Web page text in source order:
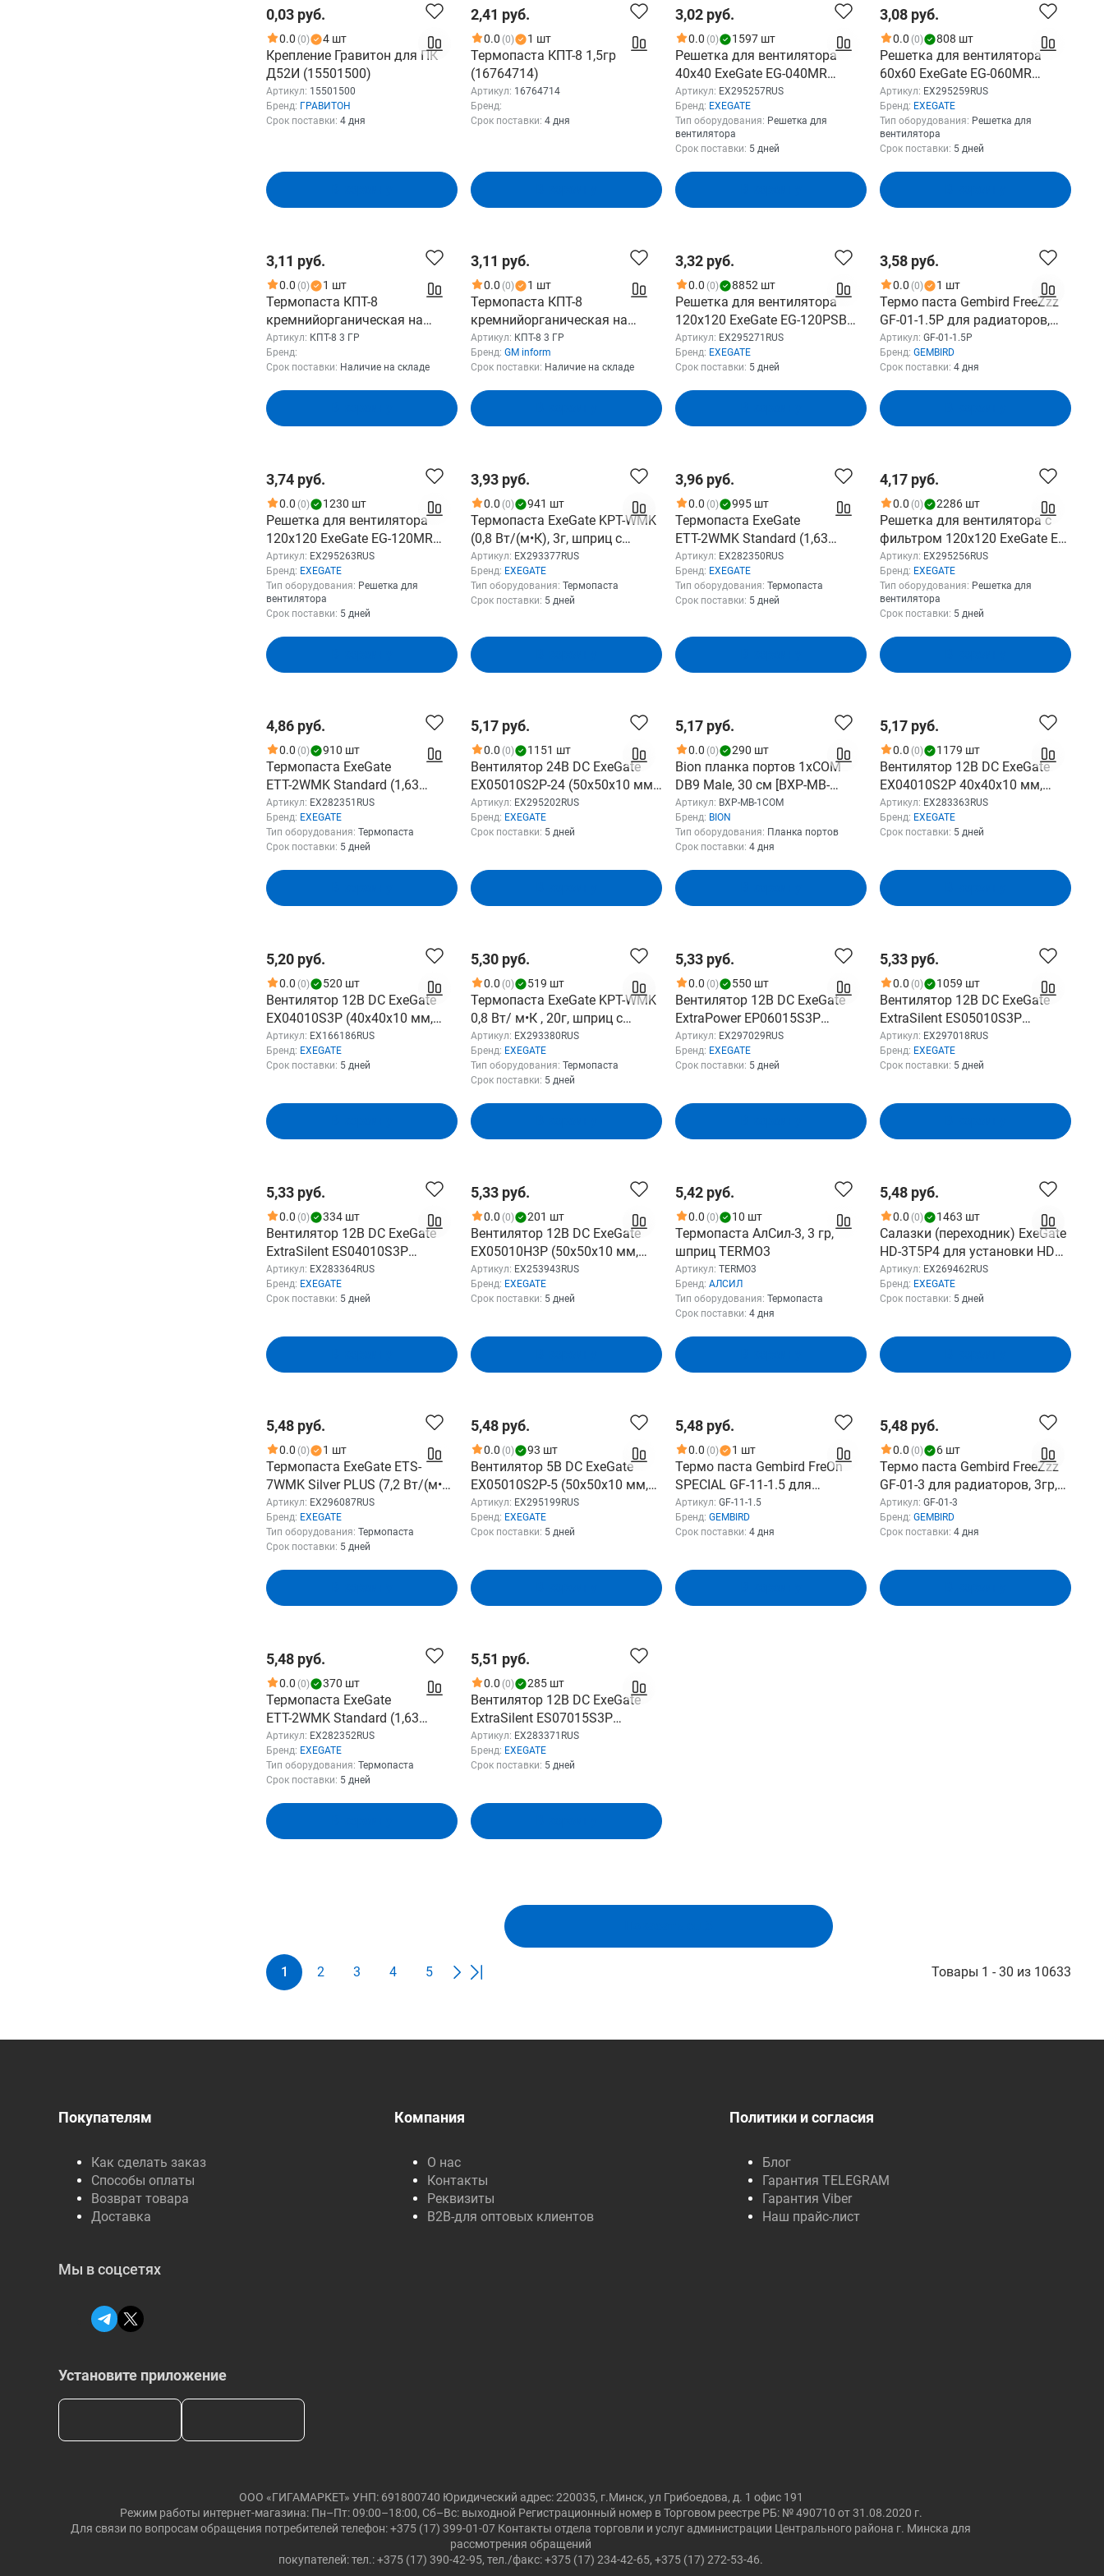
0,03 руб.
0.0 (0) 4 шт
Крепление Гравитон для ПК
Д52И (15501500)
Артикул: 15501500
Бренд: ГРАВИТОН
Срок поставки: 4 дня
2,41 руб.
0.0 (0) 1 шт
Термопаста КПТ-8 1,5гр
(16764714)
Артикул: 16764714
Бренд:
Срок поставки: 4 дня
3,02 руб.
0.0 (0) 1597 шт
Решетка для вентилятора
40x40 ExeGate EG-040MR
(40x40 мм, металлическая,
круглая, никель) EX295257RUS
Артикул: EX295257RUS
Бренд: EXEGATE
Тип оборудования: Решетка для
вентилятора
Срок поставки: 5 дней
3,08 руб.
0.0 (0) 808 шт
Решетка для вентилятора
60x60 ExeGate EG-060MR
(60x60 мм, металлическая,
круглая, никель) EX295259RUS
Артикул: EX295259RUS
Бренд: EXEGATE
Тип оборудования: Решетка для
вентилятора
Срок поставки: 5 дней
3,11 руб.
0.0 (0) 1 шт
Термопаста КПТ-8
кремнийорганическая на
основе оксида цинка, 3 г,
шприц (КПТ-8 3 ГР)
Артикул: КПТ-8 3 ГР
Бренд:
Срок поставки: Наличие на складе
3,11 руб.
0.0 (0) 1 шт
Термопаста КПТ-8
кремнийорганическая на
основе оксида цинка, 3 г,
шприц (КПТ-8 3 ГР)
Артикул: КПТ-8 3 ГР
Бренд: GM inform
Срок поставки: Наличие на складе
3,32 руб.
0.0 (0) 8852 шт
Решетка для вентилятора
120x120 ExeGate EG-120PSB
(120x120 мм, пластиковая,
квадратная, черная)
EX295271RUS
Артикул: EX295271RUS
Бренд: EXEGATE
Срок поставки: 5 дней
3,58 руб.
0.0 (0) 1 шт
Термо паста Gembird FreeZzz
GF-01-1.5P для радиаторов,
1,5гр, пакет
Артикул: GF-01-1.5P
Бренд: GEMBIRD
Срок поставки: 4 дня
3,74 руб.
0.0 (0) 1230 шт
Решетка для вентилятора
120x120 ExeGate EG-120MR
(120x120 мм, металлическая,
круглая, никель) EX295263RUS
Артикул: EX295263RUS
Бренд: EXEGATE
Тип оборудования: Решетка для
вентилятора
Срок поставки: 5 дней
3,93 руб.
0.0 (0) 941 шт
Термопаста ExeGate KPT-WMK
(0,8 Вт/(м•К), 3г, шприц с
лопаткой) EX293377RUS
Артикул: EX293377RUS
Бренд: EXEGATE
Тип оборудования: Термопаста
Срок поставки: 5 дней
3,96 руб.
0.0 (0) 995 шт
Термопаста ExeGate
ETТ-2WMK Standard (1,63
Вт/(м•К), 1.5г, шприц с
лопаткой) EX282350RUS
Артикул: EX282350RUS
Бренд: EXEGATE
Тип оборудования: Термопаста
Срок поставки: 5 дней
4,17 руб.
0.0 (0) 2286 шт
Решетка для вентилятора с
фильтром 120x120 ExeGate EG-
120PSFB (120x120 мм,
пластиковая, квадратная, с
пылевым фильтром, черная)
EX295256RUS
Артикул: EX295256RUS
Бренд: EXEGATE
Тип оборудования: Решетка для
вентилятора
Срок поставки: 5 дней
4,86 руб.
0.0 (0) 910 шт
Термопаста ExeGate
ETТ-2WMK Standard (1,63
Вт/(м•К), 3г, шприц с
лопаткой) EX282351RUS
Артикул: EX282351RUS
Бренд: EXEGATE
Тип оборудования: Термопаста
Срок поставки: 5 дней
5,17 руб.
0.0 (0) 1151 шт
Вентилятор 24В DC ExeGate
EX05010S2P-24 (50x50x10 мм,
Sleeve bearing (подшипник
скольжения), 2pin, 7000RPM,
29dBA) EX295202RUS
Артикул: EX295202RUS
Бренд: EXEGATE
Срок поставки: 5 дней
5,17 руб.
0.0 (0) 290 шт
Bion планка портов 1xCOM
DB9 Male, 30 см [BXP-MB-
1COM]
Артикул: BXP-MB-1COM
Бренд: BION
Тип оборудования: Планка портов
Срок поставки: 4 дня
5,17 руб.
0.0 (0) 1179 шт
Вентилятор 12В DC ExeGate
EX04010S2P 40x40x10 мм,
Sleeve bearing подшипник
скольжения , 2pin, 5000RPM,
24dBA EX283363RUS
Артикул: EX283363RUS
Бренд: EXEGATE
Срок поставки: 5 дней
5,20 руб.
0.0 (0) 520 шт
Вентилятор 12В DC ExeGate
EX04010S3P (40x40x10 мм,
Sleeve bearing (подшипник
скольжения), 3pin, 5000RPM,
24dBA) EX166186RUS
Артикул: EX166186RUS
Бренд: EXEGATE
Срок поставки: 5 дней
5,30 руб.
0.0 (0) 519 шт
Термопаста ExeGate KPT-WMK
0,8 Вт/ м•К , 20г, шприц с
лопаткой EX293380RUS
Артикул: EX293380RUS
Бренд: EXEGATE
Тип оборудования: Термопаста
Срок поставки: 5 дней
5,33 руб.
0.0 (0) 550 шт
Вентилятор 12В DC ExeGate
ExtraPower EP06015S3P
60x60x15 мм, Sleeve bearing
подшипник скольжения , 3pin,
4800RPM, 32dBA
Артикул: EX297029RUS
Бренд: EXEGATE
Срок поставки: 5 дней
5,33 руб.
0.0 (0) 1059 шт
Вентилятор 12В DC ExeGate
ExtraSilent ES05010S3P
(50x50x10 мм, Sleeve bearing
(подшипник скольжения), 3pin,
4000RPM, 22dBA)
Артикул: EX297018RUS
Бренд: EXEGATE
Срок поставки: 5 дней
5,33 руб.
0.0 (0) 334 шт
Вентилятор 12В DC ExeGate
ExtraSilent ES04010S3P
(40x40x10 мм, Sleeve bearing
(подшипник скольжения), 3pin,
4000RPM, 19dBA)
Артикул: EX283364RUS
Бренд: EXEGATE
Срок поставки: 5 дней
5,33 руб.
0.0 (0) 201 шт
Вентилятор 12В DC ExeGate
EX05010H3P (50x50x10 мм,
Hydraulic bearing
(гидродинамический), 3pin,
5000RPM, 27dBA)
Артикул: EX253943RUS
Бренд: EXEGATE
Срок поставки: 5 дней
5,42 руб.
0.0 (0) 10 шт
Термопаста АлСил-3, 3 гр,
шприц TERMO3
Артикул: TERMO3
Бренд: АЛСИЛ
Тип оборудования: Термопаста
Срок поставки: 4 дня
5,48 руб.
0.0 (0) 1463 шт
Салазки (переходник) ExeGate
HD-3T5P4 для установки HDD
3.5" в отсек 5.25" пластиковые
EX269462RUS
Артикул: EX269462RUS
Бренд: EXEGATE
Срок поставки: 5 дней
5,48 руб.
0.0 (0) 1 шт
Термопаста ExeGate ETS-
7WMK Silver PLUS (7,2 Вт/(м•К),
1.5г, шприц с лопаткой)
EX296087RUS
Артикул: EX296087RUS
Бренд: EXEGATE
Тип оборудования: Термопаста
Срок поставки: 5 дней
5,48 руб.
0.0 (0) 93 шт
Вентилятор 5В DC ExeGate
EX05010S2P-5 (50x50x10 мм,
Sleeve bearing (подшипник
скольжения), 2pin, 5500RPM,
27dBA) EX295199RUS
Артикул: EX295199RUS
Бренд: EXEGATE
Срок поставки: 5 дней
5,48 руб.
0.0 (0) 1 шт
Термо паста Gembird FreOn
SPECIAL GF-11-1.5 для
радиаторов, 1,5гр, шприц
Артикул: GF-11-1.5
Бренд: GEMBIRD
Срок поставки: 4 дня
5,48 руб.
0.0 (0) 6 шт
Термо паста Gembird FreeZzz
GF-01-3 для радиаторов, 3гр,
шприц
Артикул: GF-01-3
Бренд: GEMBIRD
Срок поставки: 4 дня
5,48 руб.
0.0 (0) 370 шт
Термопаста ExeGate
ETТ-2WMK Standard (1,63
Вт/(м•К), 8г, шприц с
лопаткой) EX282352RUS
Артикул: EX282352RUS
Бренд: EXEGATE
Тип оборудования: Термопаста
Срок поставки: 5 дней
5,51 руб.
0.0 (0) 285 шт
Вентилятор 12В DC ExeGate
ExtraSilent ES07015S3P
(70x70x15 мм, Sleeve bearing
(подшипник скольжения), 3pin,
2000RPM, 18dBA)
Артикул: EX283371RUS
Бренд: EXEGATE
Срок поставки: 5 дней
1 2 3 4 5 Товары 1 - 30 из 10633
Покупателям
Как сделать заказ
Способы оплаты
Возврат товара
Доставка
Компания
О нас
Контакты
Реквизиты
B2B-для оптовых клиентов
Политики и согласия
Блог
Гарантия TELEGRAM
Гарантия Viber
Наш прайс-лист
Установите приложение
Мы в соцсетях
ООО «ГИГАМАРКЕТ» УНП: 691800740 Юридический адрес: 220035, г.Минск, ул Грибоедова, д. 1 офис 191
Режим работы интернет-магазина: Пн–Пт: 09:00–18:00, Сб–Вс: выходной Регистрационный номер в Торговом реестре РБ: № 490710 от 31.08.2020 г.
Для связи по вопросам обращения потребителей телефон: +375 (17) 399-01-07 Контакты отдела торговли и услуг администрации Центрального района г. Минска для
рассмотрения обращений
покупателей: тел.: +375 (17) 390-42-95, тел./факс: +375 (17) 234-42-65, +375 (17) 272-53-46.